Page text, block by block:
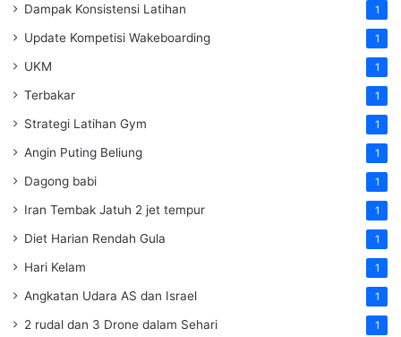
Dampak Konsistensi Latihan 1
Update Kompetisi Wakeboarding 1
UKM 1
Terbakar 1
Strategi Latihan Gym 1
Angin Puting Beliung 1
Dagong babi 1
Iran Tembak Jatuh 2 jet tempur 1
Diet Harian Rendah Gula 1
Hari Kelam 1
Angkatan Udara AS dan Israel 1
2 rudal dan 3 Drone dalam Sehari 1